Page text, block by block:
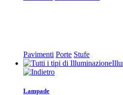
Pavimenti Porte Stufe
Lampade